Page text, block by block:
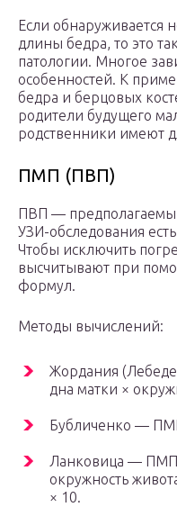
Если обнаруживается
длины бедра, то это
патологии. Многое
особенностей. К
бедра и берцовых
родители будущего
родственники имеют
ПМП (ПВП)
ПВП —
УЗИ-обследования
Чтобы исключить
высчитывают при
формул.
Методы вычислений:
Жордания
дна матки ×
Бубличенко —
Ланковица —
окружность
× 10.